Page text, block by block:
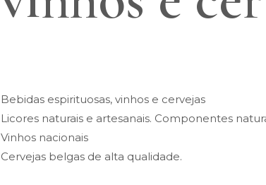
Bebidas espirituosas, vinhos e cervejas
Licores naturais e artesanais. Componentes
Vinhos nacionais
Cervejas belgas de alta qualidade.